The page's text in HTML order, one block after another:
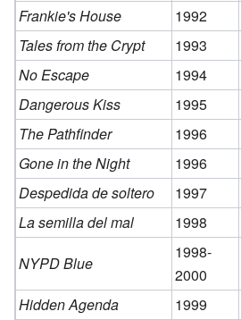
Frankie's House
1992
Tales from the Crypt
1993
No Escape
1994
Dangerous Kiss
1995
The Pathfinder
1996
Gone in the Night
1996
Despedida de soltero
1997
La semilla del mal
1998
NYPD Blue
1998-
2000
Hidden Agenda
1999